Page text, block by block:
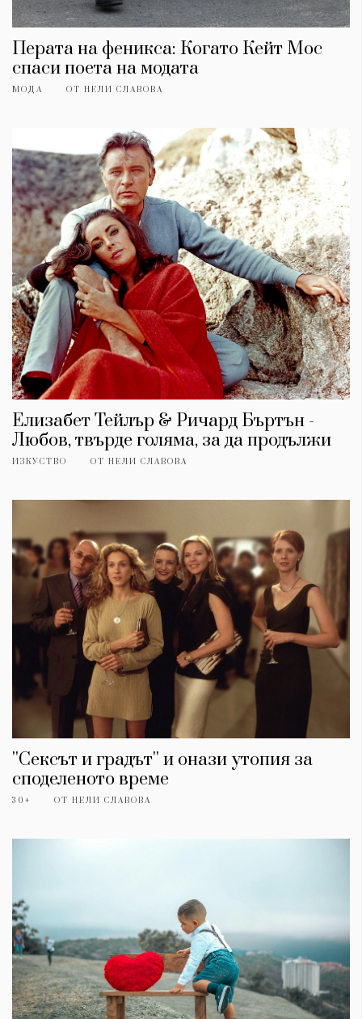
Перата на феникса: Когато Кейт Мос
спаси поета на модата
МОДА ОТ НЕЛИ СЛАВОВА
Елизабет Тейлър & Ричард Бъртън -
Любов, твърде голяма, за да продължи
ИЗКУСТВО ОТ НЕЛИ СЛАВОВА
''Сексът и градът'' и онази утопия за
споделеното време
30+ ОТ НЕЛИ СЛАВОВА